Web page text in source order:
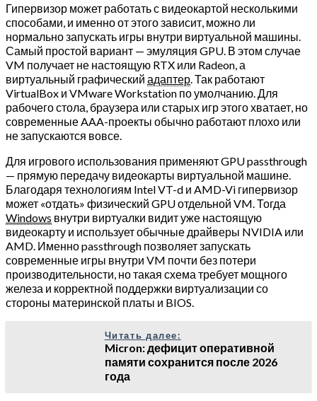
Гипервизор может работать с видеокартой несколькими
способами, и именно от этого зависит, можно ли
нормально запускать игры внутри виртуальной машины.
Самый простой вариант — эмуляция GPU. В этом случае
VM получает не настоящую RTX или Radeon, а
виртуальный графический адаптер. Так работают
VirtualBox и VMware Workstation по умолчанию. Для
рабочего стола, браузера или старых игр этого хватает, но
современные AAA-проекты обычно работают плохо или
не запускаются вовсе.
Для игрового использования применяют GPU passthrough
— прямую передачу видеокарты виртуальной машине.
Благодаря технологиям Intel VT-d и AMD-Vi гипервизор
может «отдать» физический GPU отдельной VM. Тогда
Windows внутри виртуалки видит уже настоящую
видеокарту и использует обычные драйверы NVIDIA или
AMD. Именно passthrough позволяет запускать
современные игры внутри VM почти без потери
производительности, но такая схема требует мощного
железа и корректной поддержки виртуализации со
стороны материнской платы и BIOS.
Читать далее:
Micron: дефицит оперативной
памяти сохранится после 2026
года